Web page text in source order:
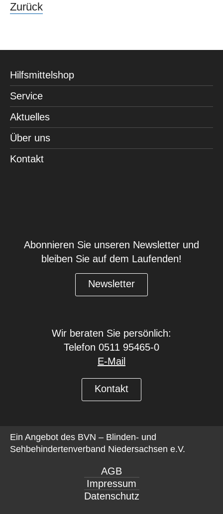
Zurück
Hilfsmittelshop
Service
Aktuelles
Über uns
Kontakt
Abonnieren Sie unseren Newsletter und
bleiben Sie auf dem Laufenden!
Newsletter
Wir beraten Sie persönlich:
Telefon 0511 95465-0
E-Mail
Kontakt
Ein Angebot des BVN – Blinden- und
Sehbehindertenverband Niedersachsen e.V.
AGB
Impressum
Datenschutz